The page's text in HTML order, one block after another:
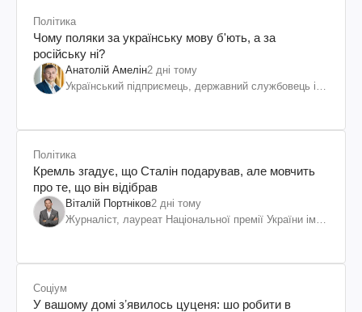
Політика
Чому поляки за українську мову б'ють, а за
російську ні?
Анатолій Амелін2 дні тому
Український підприємець, державний службовець і
Політика
Кремль згадує, що Сталін подарував, але мовчить
про те, що він відібрав
Віталій Портніков2 дні тому
Журналіст, лауреат Національної премії України ім.
Соціум
У вашому домі зʼявилось цуценя: шо робити в